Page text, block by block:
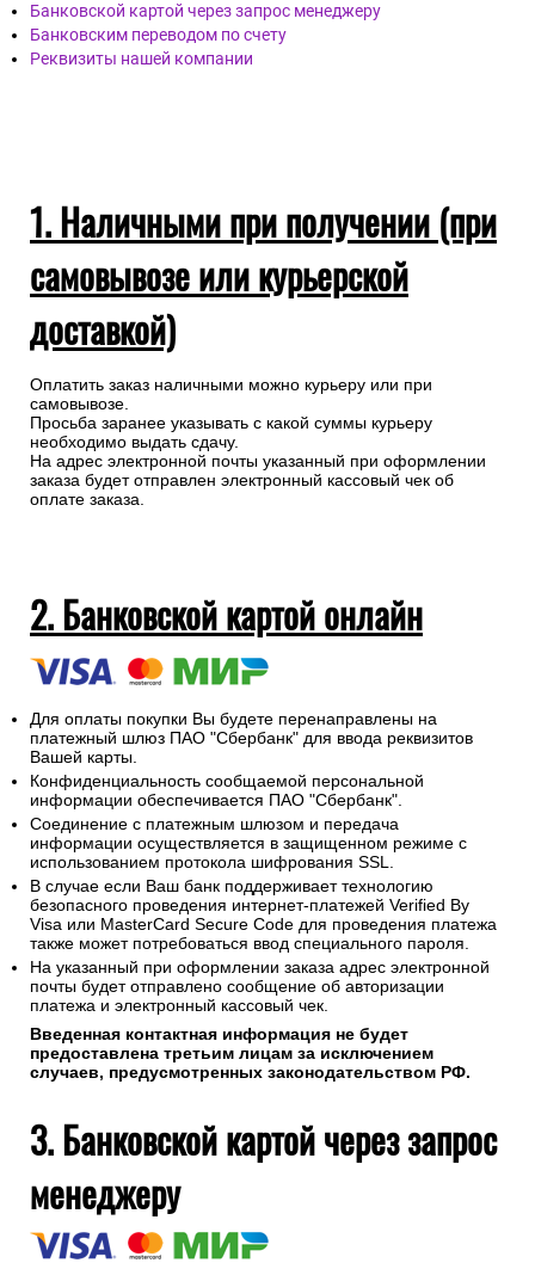
Банковской картой через запрос менеджеру
Банковским переводом по счету
Реквизиты нашей компании
1. Наличными при получении (при
самовывозе или курьерской
доставкой)
Оплатить заказ наличными можно курьеру или при
самовывозе.
Просьба заранее указывать с какой суммы курьеру
необходимо выдать сдачу.
На адрес электронной почты указанный при оформлении
заказа будет отправлен электронный кассовый чек об
оплате заказа.
2. Банковской картой онлайн
Для оплаты покупки Вы будете перенаправлены на
платежный шлюз ПАО "Сбербанк" для ввода реквизитов
Вашей карты.
Конфиденциальность сообщаемой персональной
информации обеспечивается ПАО "Сбербанк".
Соединение с платежным шлюзом и передача
информации осуществляется в защищенном режиме с
использованием протокола шифрования SSL.
В случае если Ваш банк поддерживает технологию
безопасного проведения интернет-платежей Verified By
Visa или MasterCard Secure Code для проведения платежа
также может потребоваться ввод специального пароля.
На указанный при оформлении заказа адрес электронной
почты будет отправлено сообщение об авторизации
платежа и электронный кассовый чек.
Введенная контактная информация не будет
предоставлена третьим лицам за исключением
случаев, предусмотренных законодательством РФ.
3. Банковской картой через запрос
менеджеру